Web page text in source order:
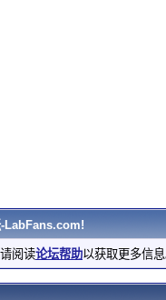
LabFans.com!
阅读论坛帮助以获取更多信